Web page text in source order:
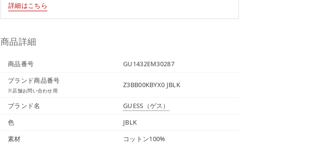
詳細はこちら
商品詳細
商品番号
GU1432EM30287
ブランド商品番号
※店舗お問い合わせ用
Z3BB00KBYX0 JBLK
ブランド名 GUESS （ゲス）
色
JBLK
素材
コットン100%